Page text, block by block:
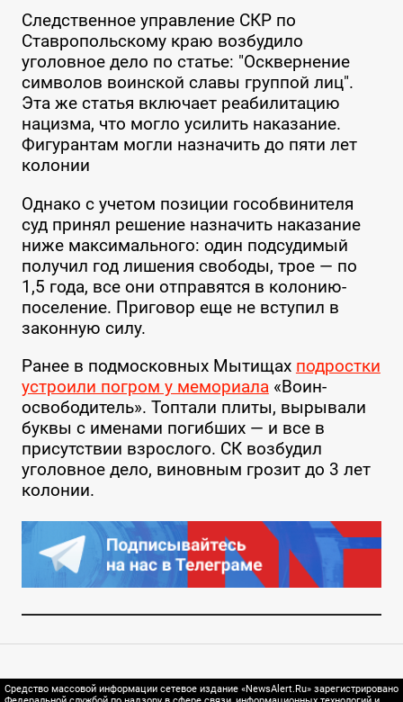
Следственное управление СКР по
Ставропольскому краю возбудило
уголовное дело по статье: "Осквернение
символов воинской славы группой лиц".
Эта же статья включает реабилитацию
нацизма, что могло усилить наказание.
Фигурантам могли назначить до пяти лет
колонии
Однако с учетом позиции гособвинителя
суд принял решение назначить наказание
ниже максимального: один подсудимый
получил год лишения свободы, трое — по
1,5 года, все они отправятся в колонию-
поселение. Приговор еще не вступил в
законную силу.
Ранее в подмосковных Мытищах подростки
устроили погром у мемориала«Воин-
освободитель». Топтали плиты, вырывали
буквы с именами погибших — и все в
присутствии взрослого. СК возбудил
уголовное дело, виновным грозит до 3 лет
колонии.
Средство массовой информации сетевое издание «NewsAlert.Ru» зарегистрировано